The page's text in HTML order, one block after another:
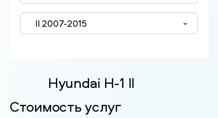
II 2007-2015
Hyundai H-1 II
Стоимость услуг